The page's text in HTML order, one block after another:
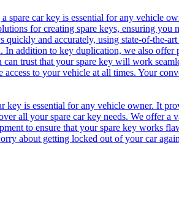
car key is essential for any vehicle
for creating spare keys, ensuring
quickly and accurately, using state-of-
addition to key duplication, we also
trust that your spare key will work
to your vehicle at all times. Your
is essential for any vehicle owner. It
all your spare car key needs. We offer
to ensure that your spare key works
about getting locked out of your car